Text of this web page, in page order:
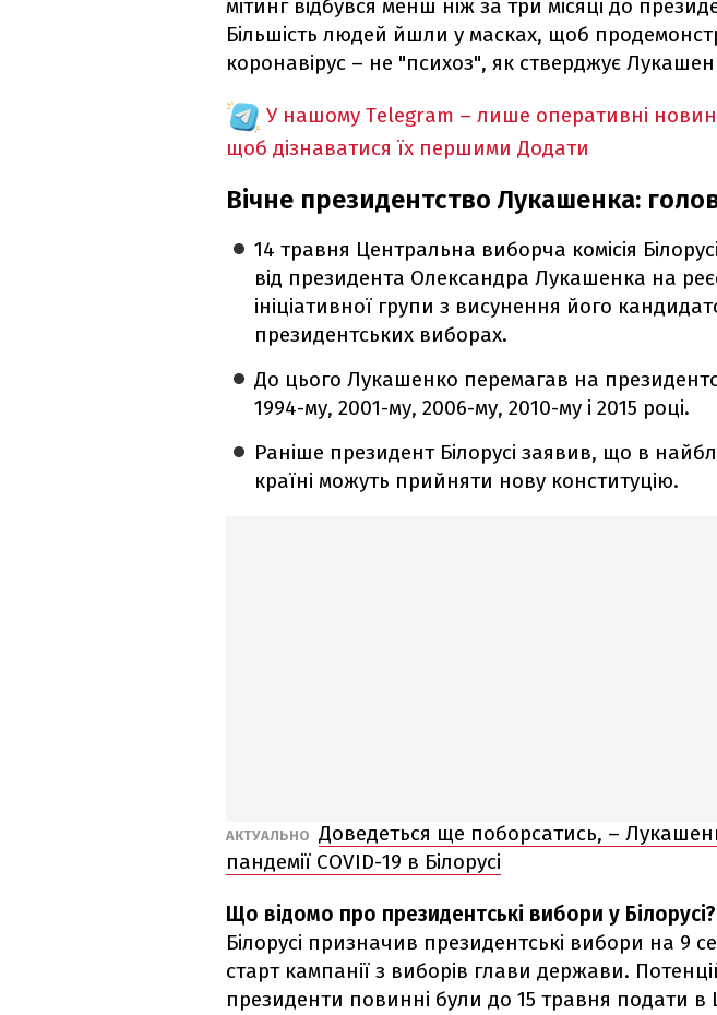
мітинг відбувся менш ніж за три місяці до
Більшість людей йшли у масках, щоб
коронавірус – не "психоз", як стверджує
У нашому Telegram – лише оперативні
щоб дізнаватися їх першими Додати
Вічне президентство Лукашенка:
14 травня Центральна виборча комісія
від президента Олександра Лукашенка на
ініціативної групи з висунення його
президентських виборах.
До цього Лукашенко перемагав на
1994-му, 2001-му, 2006-му, 2010-му і 2015 році.
Раніше президент Білорусі заявив, що в
країні можуть прийняти нову конституцію.
АКТУАЛЬНО Доведеться ще поборсатись, –
пандемії COVID-19 в Білорусі
Що відомо про президентські вибори у Білорусі?
Білорусі призначив президентські вибори на 9
старт кампанії з виборів глави держави.
президенти повинні були до 15 травня подати